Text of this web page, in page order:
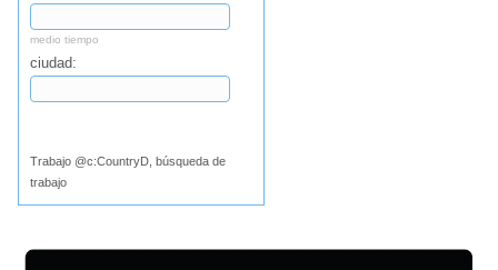
medio tiempo
ciudad:
Trabajo @c:CountryD, búsqueda de
trabajo